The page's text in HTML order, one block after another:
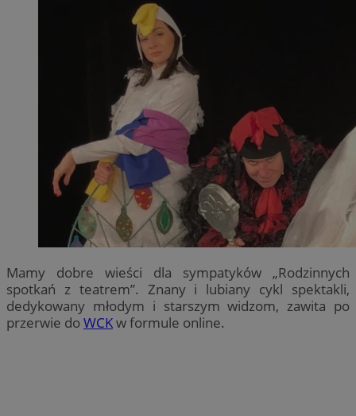
Mamy dobre wieści dla sympatyków „Rodzinnych
spotkań z teatrem”. Znany i lubiany cykl spektakli,
dedykowany młodym i starszym widzom, zawita po
przerwie doWCKw formule online.